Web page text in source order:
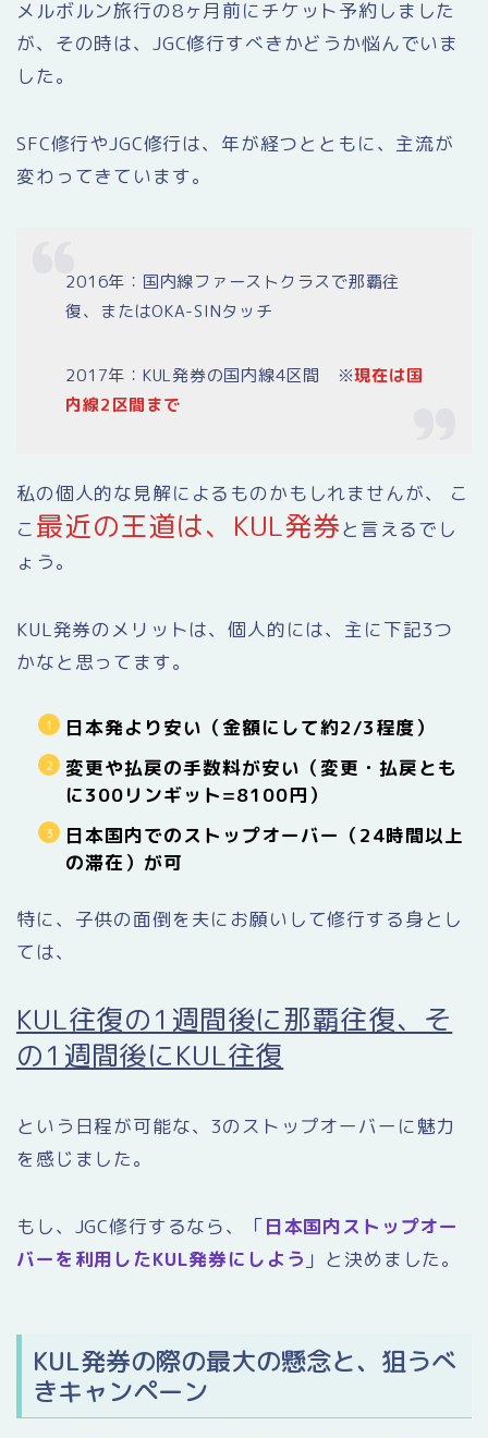
メルボルン旅行の8ヶ月前にチケット予約しました
が、その時は、JGC修行すべきかどうか悩んでいま
した。
SFC修行やJGC修行は、年が経つとともに、主流が
変わってきています。
2016年：国内線ファーストクラスで那覇往
復、またはOKA-SINタッチ
2017年：KUL発券の国内線4区間 ※現在は国
内線2区間まで
私の個人的な見解によるものかもしれませんが、 こ
こ 最近の王道は、KUL発券と言えるでし
ょう。
KUL発券のメリットは、個人的には、主に下記3つ
かなと思ってます。
日本発より安い（金額にして約2/3程度）
変更や払戻の手数料が安い（変更・払戻とも
に300リンギット=8100円）
日本国内でのストップオーバー（24時間以上
の滞在）が可
特に、子供の面倒を夫にお願いして修行する身とし
ては、
KUL往復の1週間後に那覇往復、そ
の1週間後にKUL往復
という日程が可能な、3のストップオーバーに魅力
を感じました。
もし、JGC修行するなら、「日本国内ストップオー
バーを利用したKUL発券にしよう 」と決めました。
KUL発券の際の最大の懸念と、狙うべ
きキャンペーン